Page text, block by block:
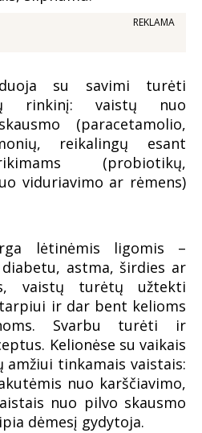
REKLAMA
su savimi turėti
rinkinį: vaistų nuo
(paracetamolio,
reikalingų esant
(probiotikų,
viduriavimo ar rėmens)
lėtinėmis ligomis –
astma, širdies ar
vaistų turėtų užtekti
ir dar bent kelioms
Svarbu turėti ir
Kelionėse su vaikais
tinkamais vaistais:
nuo karščiavimo,
nuo pilvo skausmo
dėmesį gydytoja.